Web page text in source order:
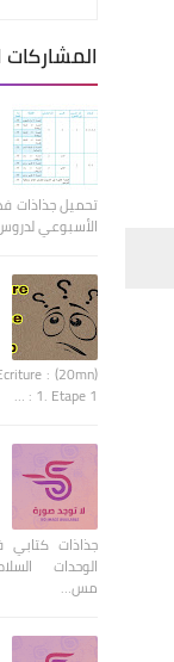
تحميل جذاذات
الأسبوعي
: (20mn)
1. Etape 1 : …
جذاذات كتابي
الوحدات
مس…